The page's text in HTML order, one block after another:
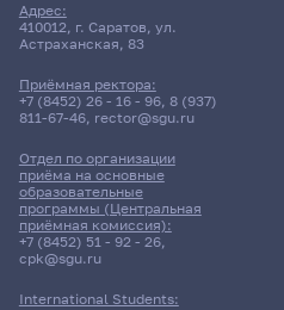
Адрес:
410012, г. Саратов, ул.
Астраханская, 83
Приёмная ректора:
+7 (8452) 26 - 16 - 96, 8 (937)
811-67-46, rector@sgu.ru
Отдел по организации
приёма на основные
образовательные
программы (Центральная
приёмная комиссия):
+7 (8452) 51 - 92 - 26,
cpk@sgu.ru
International Students: